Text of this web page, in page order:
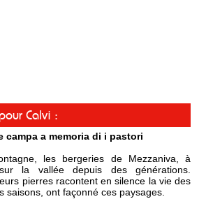
Calvi :
campa a memoria di i pastori
les bergeries de Mezzaniva, à
la vallée depuis des générations.
pierres racontent en silence la vie des
saisons, ont façonné ces paysages.